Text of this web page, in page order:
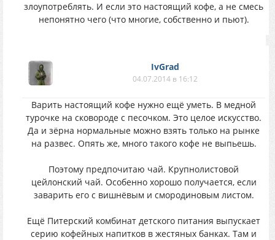
злоупотреблять. И если это настоящий кофе, а не смесь
непонятно чего (что многие, собственно и пьют).
IvGrad
04.07.2014 в 16:12
Варить настоящий кофе нужно ещё уметь. В медной
турочке на сковороде с песочком. Это целое искусство.
Да и зёрна нормальные можно взять только на рынке
на развес. Опять же, много такого кофе не выпьешь.
Поэтому предпочитаю чай. Крупнолистовой
цейлонский чай. Особенно хорошо получается, если
заварить его с вишнёвым и смородиновым листом.
Ещё Питерский комбинат детского питания выпускает
серию кофейных напитков в жестяных банках. Там и